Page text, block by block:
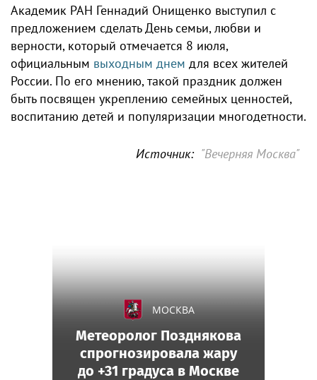
Академик РАН Геннадий Онищенко выступил с
предложением сделать День семьи, любви и
верности, который отмечается 8 июля,
официальным выходным днем для всех жителей
России. По его мнению, такой праздник должен
быть посвящен укреплению семейных ценностей,
воспитанию детей и популяризации многодетности.
Источник: "Вечерняя Москва"
МОСКВА
Метеоролог Позднякова
спрогнозировала жару
до +31 градуса в Москве